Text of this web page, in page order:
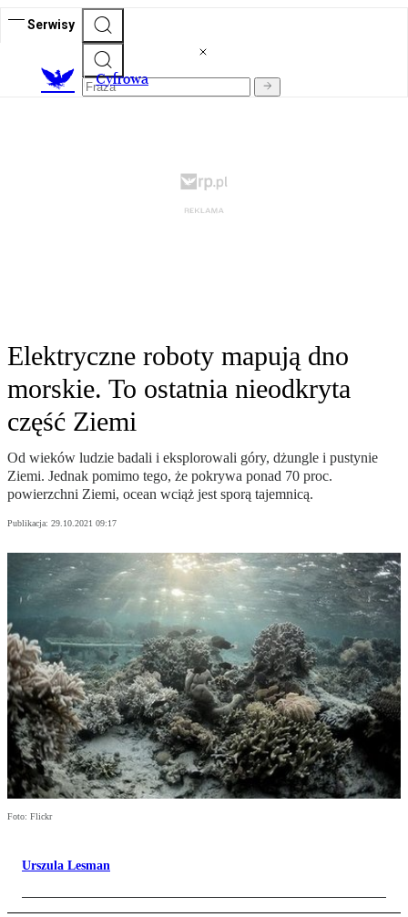
Serwisy
Cyfrowa
Elektryczne roboty mapują dno
morskie. To ostatnia nieodkryta
część Ziemi
Od wieków ludzie badali i eksplorowali góry, dżungle i pustynie
Ziemi. Jednak pomimo tego, że pokrywa ponad 70 proc.
powierzchni Ziemi, ocean wciąż jest sporą tajemnicą.
Publikacja: 29.10.2021 09:17
Foto: Flickr
Urszula Lesman